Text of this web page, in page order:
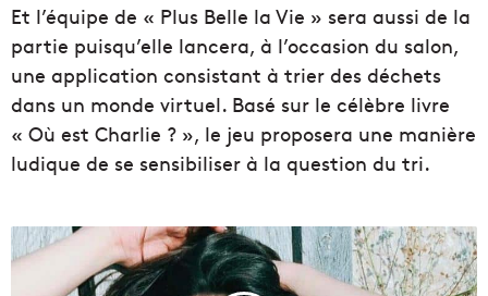
Et l’équipe de « Plus Belle la Vie » sera aussi de la
partie puisqu’elle lancera, à l’occasion du salon,
une application consistant à trier des déchets
dans un monde virtuel. Basé sur le célèbre livre
« Où est Charlie ? », le jeu proposera une manière
ludique de se sensibiliser à la question du tri.
T
o